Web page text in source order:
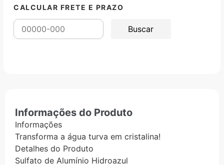
CALCULAR FRETE E PRAZO
Informações do Produto
Informações
Transforma a água turva em cristalina!
Detalhes do Produto
Sulfato de Alumínio Hidroazul